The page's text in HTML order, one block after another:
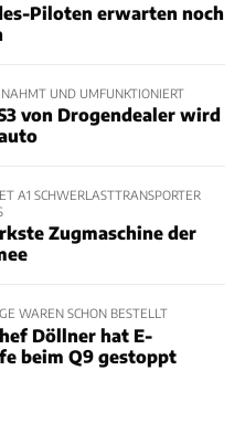
Piloten erwarten noch
UND UMFUNKTIONIERT
von Drogendealer wird
A1 SCHWERLASTTRANSPORTER
Zugmaschine der
WAREN SCHON BESTELLT
Döllner hat E-
beim Q9 gestoppt